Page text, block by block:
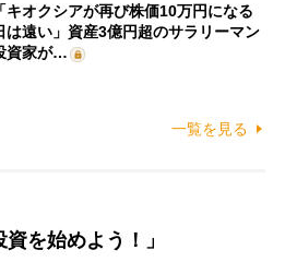
「キオクシアが再び株価10万円になる
は遠い」資産3億円超のサラリーマン
資家が…
一覧を見る
を始めよう！」